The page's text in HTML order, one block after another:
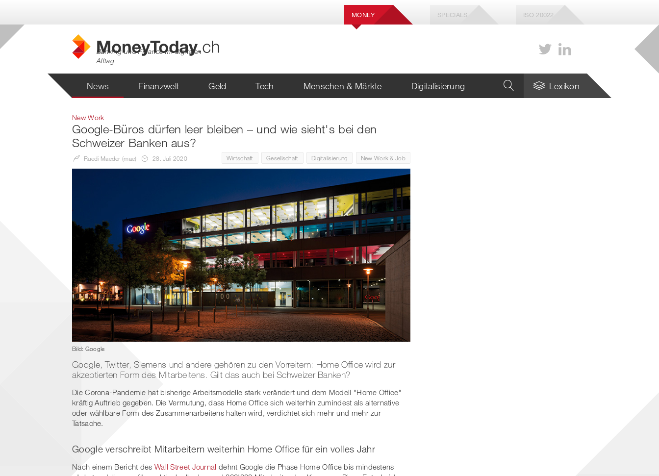
MONEY SPECIALS ISO 20022
Banking und Finance im digitalen
Alltag
News Finanzwelt Geld Tech Menschen & Märkte Digitalisierung Lexikon
New Work
Google-Büros dürfen leer bleiben – und wie sieht's bei den
Schweizer Banken aus?
Ruedi Maeder (mae) 28. Juli 2020 Wirtschaft Gesellschaft Digitalisierung New Work & Job
Bild: Google
Google, Twitter, Siemens und andere gehören zu den Vorreitern: Home Office wird zur
akzeptierten Form des Mitarbeitens. Gilt das auch bei Schweizer Banken?
Die Corona-Pandemie hat bisherige Arbeitsmodelle stark verändert und dem Modell "Home Office"
kräftig Auftrieb gegeben. Die Vermutung, dass Home Office sich weiterhin zumindest als alternative
oder wählbare Form des Zusammenarbeitens halten wird, verdichtet sich mehr und mehr zur
Tatsache.
Google verschreibt Mitarbeitern weiterhin Home Office für ein volles Jahr
Nach einem Bericht des Wall Street Journal dehnt Google die Phase Home Office bis mindestens